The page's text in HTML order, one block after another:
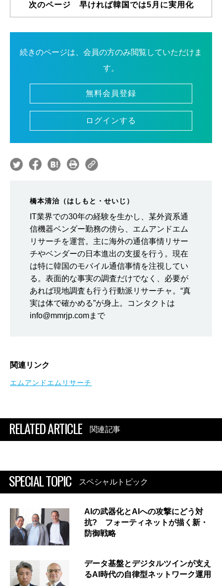
次のページ 早ければ韓国では5月に実用化
続きのページは、会員の方のみ閲覧していただけま
す。
無料会員登録
ログインする
橋本清治（はしもと・せいじ）
IT業界での30年の経験を生かし、某外資系通
信機器ベンダー勤務の傍ら、エムアンドエム
リサーチを運営。主に海外の通信事情リサー
チやベンダーの日本進出の支援を行う。現在
は特に韓国のモバイル通信事情を注視してい
る。表面的な事実の調査だけでなく、必要が
あれば現地調査も行う行動派リサーチャ。“真
実は体で確かめる”が身上。コンタクトは
info@mmrjp.comまで
関連リンク
エムアンドエムリサーチ
RELATED ARTICLE 関連記事
SPECIAL TOPIC スペシャルトピック
AIの武器化とAIへの攻撃にどう対
抗? フォーティネットが描く新・
防御戦略
データ基盤とデジタルツインが支え
るAI時代の自律型ネットワーク運用